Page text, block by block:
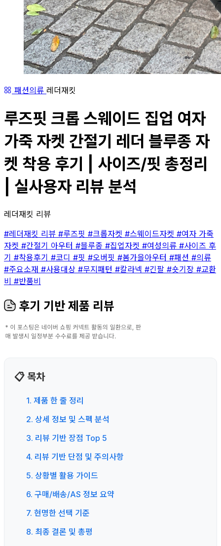
패션의류 레더재킷
루즈핏 크롭 스웨이드 집업 여자
가죽 자켓 간절기 레더 블루종 자
켓 착용 후기 | 사이즈/핏 총정리
| 실사용자 리뷰 분석
레더재킷 리뷰
#레더재킷 리뷰 #루즈핏 #크롭자켓 #스웨이드자켓 #여자 가죽
자켓 #간절기 아우터 #블루종 #집업자켓 #여성의류 #사이즈 후
기 #착용후기 #코디 #핏 #오버핏 #봄가을아우터 #패션 #의류
#주요소재 #사용대상 #무지패턴 #칼라넥 #긴팔 #숏기장 #교환
비 #반품비
후기 기반 제품 리뷰
📋 목차
1. 제품 한 줄 정리
2. 상세 정보 및 스펙 분석
3. 리뷰 기반 장점 Top 5
4. 리뷰 기반 단점 및 주의사항
5. 상황별 활용 가이드
6. 구매/배송/AS 정보 요약
7. 현명한 선택 기준
8. 최종 결론 및 총평